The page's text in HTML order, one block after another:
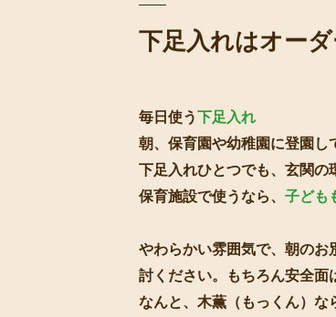
下足入れはオー
毎日使う下足入れ
朝、保育園や幼稚園に登園し
下足入れひとつでも、玄関の
保育施設で使うなら、 子ども
やわらかい雰囲気で、朝のお
討ください。もちろん安全面
なんと、木薫（もっくん）な